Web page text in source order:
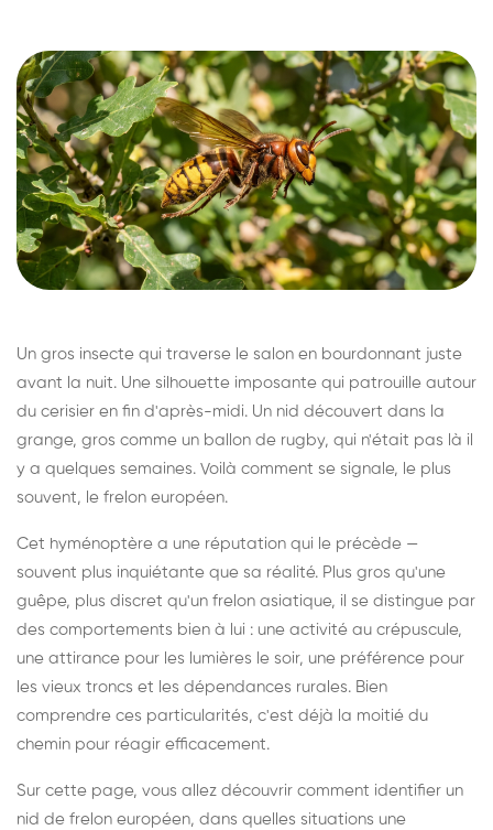
Un gros insecte qui traverse le salon en bourdonnant juste
avant la nuit. Une silhouette imposante qui patrouille autour
du cerisier en fin d'après-midi. Un nid découvert dans la
grange, gros comme un ballon de rugby, qui n'était pas là il
y a quelques semaines. Voilà comment se signale, le plus
souvent, le frelon européen.
Cet hyménoptère a une réputation qui le précède —
souvent plus inquiétante que sa réalité. Plus gros qu'une
guêpe, plus discret qu'un frelon asiatique, il se distingue par
des comportements bien à lui : une activité au crépuscule,
une attirance pour les lumières le soir, une préférence pour
les vieux troncs et les dépendances rurales. Bien
comprendre ces particularités, c'est déjà la moitié du
chemin pour réagir efficacement.
Sur cette page, vous allez découvrir comment identifier un
nid de frelon européen, dans quelles situations une